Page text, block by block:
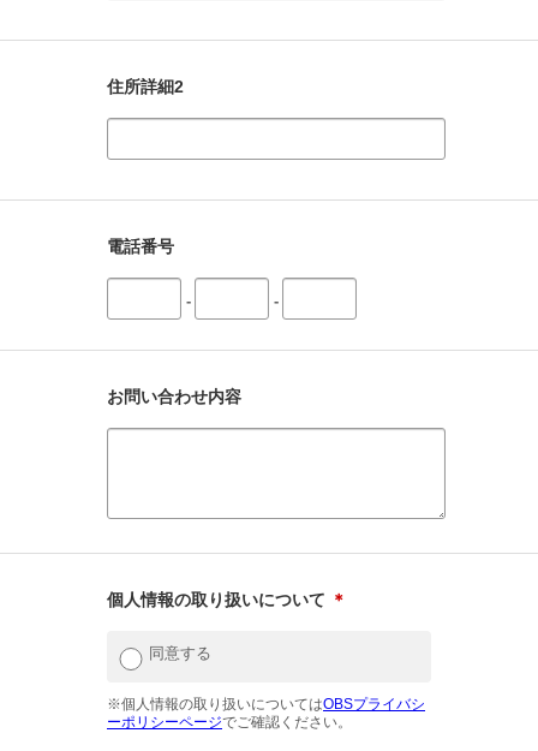
住所詳細2
電話番号
- -
お問い合わせ内容
個人情報の取り扱いについて ＊
同意する
※個人情報の取り扱いについてはOBSプライバシ
ーポリシーページでご確認ください。